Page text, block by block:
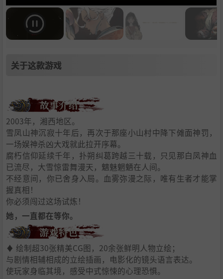
关于这款游戏
2003年，湘西地区。
雪凤山神沉寂十年后，再次于那座小山村中降下傩面神罚，
一场娱神杀凶大戏就此拉开序幕。
腐朽信仰延续千年，扑朔纠葛跨越三十载，只见那白凤神血
已流尽，大雪惊雷舞漫天，魑魅魍魉在人间。
不经意间，你已舍身入局。血雾弥漫之际，唯有生者才能掌
握真相！
你必须闯过这场试炼！
她，一直都在等你。
♦ 绘制超30张精美CG图，20余张鲜明人物立绘；
与剧情相辅相成的立绘插画，电影化的镜头语言表达。
使玩家身临其境，感受中式惊悚的心理恐惧。